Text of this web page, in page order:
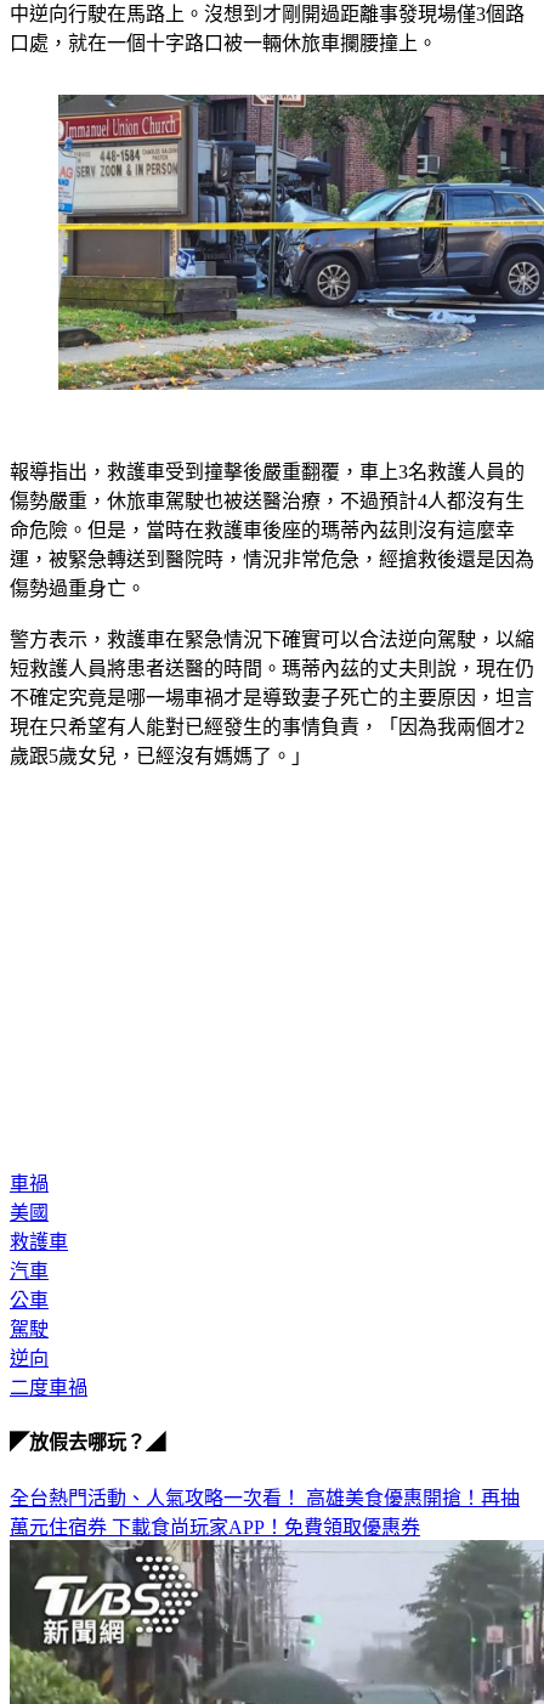
中逆向行駛在馬路上。沒想到才剛開過距離事發現場僅3個路
口處，就在一個十字路口被一輛休旅車攔腰撞上。
報導指出，救護車受到撞擊後嚴重翻覆，車上3名救護人員的
傷勢嚴重，休旅車駕駛也被送醫治療，不過預計4人都沒有生
命危險。但是，當時在救護車後座的瑪蒂內茲則沒有這麼幸
運，被緊急轉送到醫院時，情況非常危急，經搶救後還是因為
傷勢過重身亡。
警方表示，救護車在緊急情況下確實可以合法逆向駕駛，以縮
短救護人員將患者送醫的時間。瑪蒂內茲的丈夫則說，現在仍
不確定究竟是哪一場車禍才是導致妻子死亡的主要原因，坦言
現在只希望有人能對已經發生的事情負責，「因為我兩個才2
歲跟5歲女兒，已經沒有媽媽了。」
車禍
美國
救護車
汽車
公車
駕駛
逆向
二度車禍
◤放假去哪玩？◢
全台熱門活動、人氣攻略一次看！ 高雄美食優惠開搶！再抽
萬元住宿券 下載食尚玩家APP！免費領取優惠券